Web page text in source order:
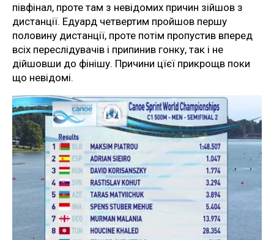
півфінал, проте там з невідомих причин зійшов з
дистанції. Едуард четвертим пройшов першу
половину дистанції, проте потім пропустив вперед
всіх переслідувачів і припинив гонку, так і не
дійшовши до фінішу. Причини цїєї прикрощв поки
що невідомі.